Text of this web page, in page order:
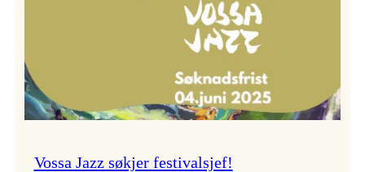
Vossa Jazz søkjer festivalsjef!